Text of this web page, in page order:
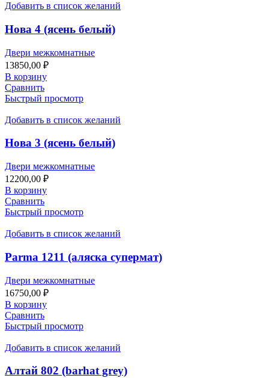
Добавить в список желаний
Нова 4 (ясень белый)
Двери межкомнатные
13850,00 ₽
В корзину
Сравнить
Быстрый просмотр
Добавить в список желаний
Нова 3 (ясень белый)
Двери межкомнатные
12200,00 ₽
В корзину
Сравнить
Быстрый просмотр
Добавить в список желаний
Parma 1211 (аляска супермат)
Двери межкомнатные
16750,00 ₽
В корзину
Сравнить
Быстрый просмотр
Добавить в список желаний
Алтай 802 (barhat grey)